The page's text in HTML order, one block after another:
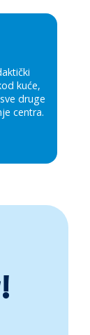
kuće,
druge
centra.